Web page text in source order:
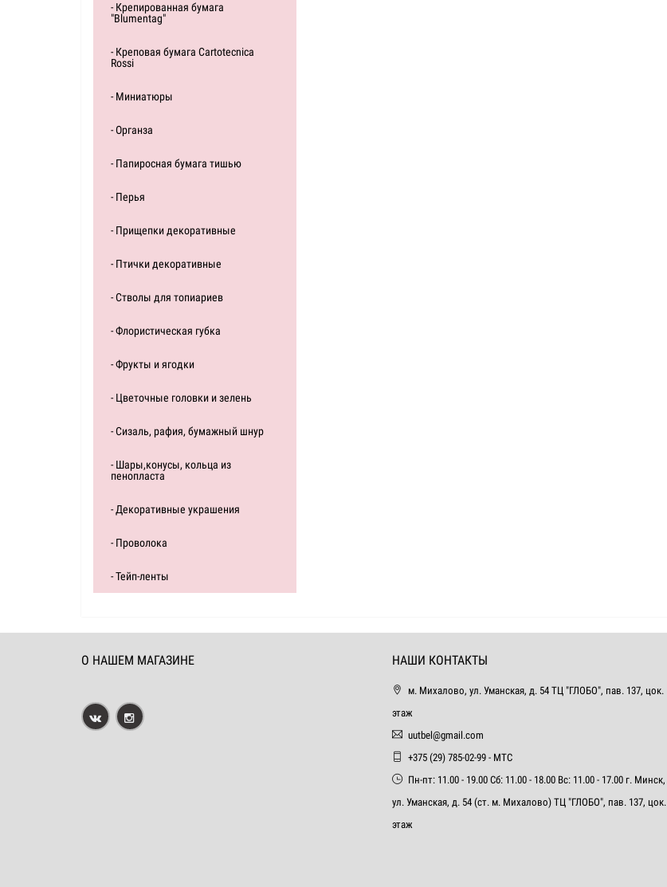
- Крепированная бумага
"Blumentag"
- Креповая бумага Cartotecnica
Rossi
- Миниатюры
- Органза
- Папиросная бумага тишью
- Перья
- Прищепки декоративные
- Птички декоративные
- Стволы для топиариев
- Флористическая губка
- Фрукты и ягодки
- Цветочные головки и зелень
- Сизаль, рафия, бумажный шнур
- Шары,конусы, кольца из
пенопласта
- Декоративные украшения
- Проволока
- Тейп-ленты
О НАШЕМ МАГАЗИНЕ НАШИ КОНТАКТЫ
м. Михалово, ул. Уманская, д. 54 ТЦ "ГЛОБО", пав. 137, цок.
этаж
uutbel@gmail.com
+375 (29) 785-02-99 - МТС
Пн-пт: 11.00 - 19.00 Сб: 11.00 - 18.00 Вс: 11.00 - 17.00 г. Минск,
ул. Уманская, д. 54 (ст. м. Михалово) ТЦ "ГЛОБО", пав. 137, цок.
этаж